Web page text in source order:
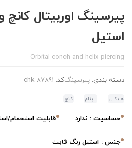
پیرسینگ اوربیتال
استیل
Orbital conch and helix piercing
دسته بندی: پیرسینگکد: chk-87891
هلیکس سپتام کانچ
حساسیت : ندارد قابلیت استحمام/
جنس : استیل رنگ ثابت